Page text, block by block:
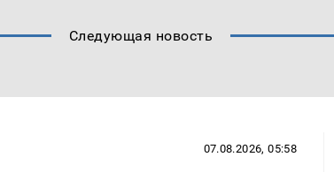
Следующая новость
07.08.2026, 05:58